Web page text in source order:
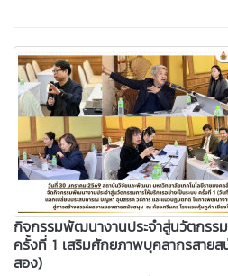
กิจกรรมพัฒนางานประจำสู่นวัตกรรม
ครั้งที่ 1 เสริมศักยภาพบุคลากรสาย
สอง)